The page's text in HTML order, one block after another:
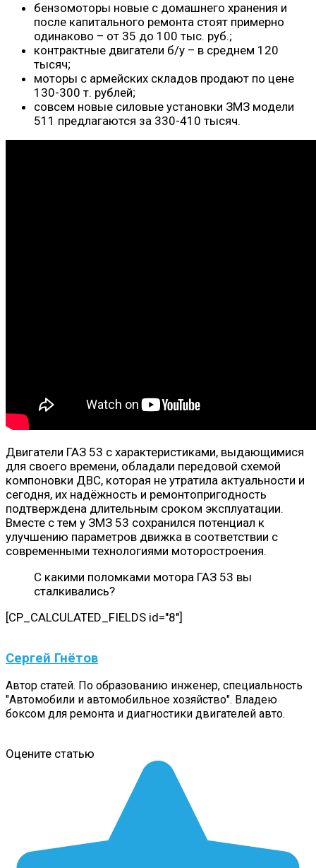
бензомоторы новые с домашнего хранения и
после капитального ремонта стоят примерно
одинаково – от 35 до 100 тыс. руб.;
контрактные двигатели б/у – в среднем 120
тысяч;
моторы с армейских складов продают по цене
130-300 т. рублей;
совсем новые силовые установки ЗМЗ модели
511 предлагаются за 330-410 тысяч.
Двигатели ГАЗ 53 с характеристиками, выдающимися
для своего времени, обладали передовой схемой
компоновки ДВС, которая не утратила актуальности и
сегодня, их надёжность и ремонтопригодность
подтверждена длительным сроком эксплуатации.
Вместе с тем у ЗМЗ 53 сохранился потенциал к
улучшению параметров движка в соответствии с
современными технологиями моторостроения.
С какими поломками мотора ГАЗ 53 вы
сталкивались?
[CP_CALCULATED_FIELDS id="8"]
Сергей Гнётов
Автор статей. По образованию инженер, специальность
"Автомобили и автомобильное хозяйство". Владею
боксом для ремонта и диагностики двигателей авто.
Оцените статью